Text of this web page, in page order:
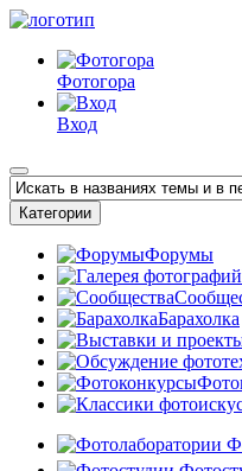
Фотогора
Вход
Категории
Форумы
Барахолка